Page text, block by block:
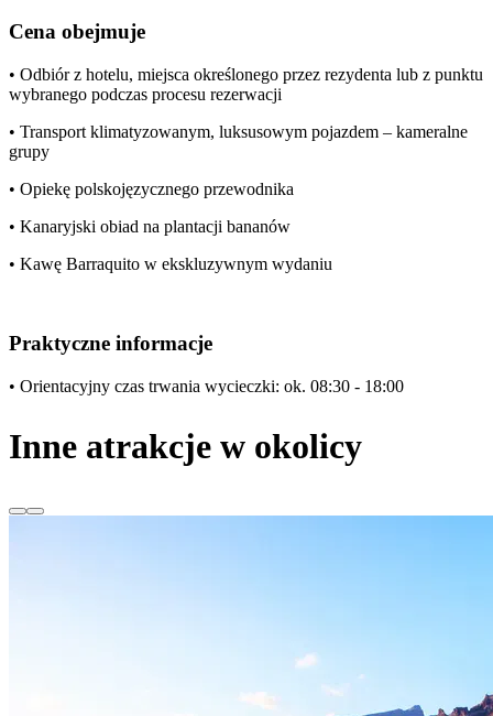
Cena obejmuje
• Odbiór z hotelu, miejsca określonego przez rezydenta lub z punktu
wybranego podczas procesu rezerwacji
• Transport klimatyzowanym, luksusowym pojazdem – kameralne
grupy
• Opiekę polskojęzycznego przewodnika
• Kanaryjski obiad na plantacji bananów
• Kawę Barraquito w ekskluzywnym wydaniu
Praktyczne informacje
• Orientacyjny czas trwania wycieczki: ok. 08:30 - 18:00
Inne atrakcje w okolicy